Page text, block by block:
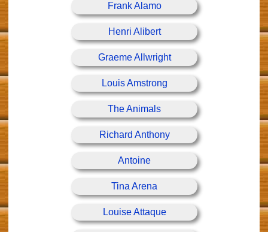
Frank Alamo
Henri Alibert
Graeme Allwright
Louis Amstrong
The Animals
Richard Anthony
Antoine
Tina Arena
Louise Attaque